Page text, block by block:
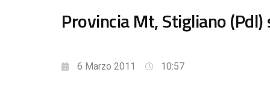
Provincia Mt, Stigliano
6 Marzo 2011 10:57